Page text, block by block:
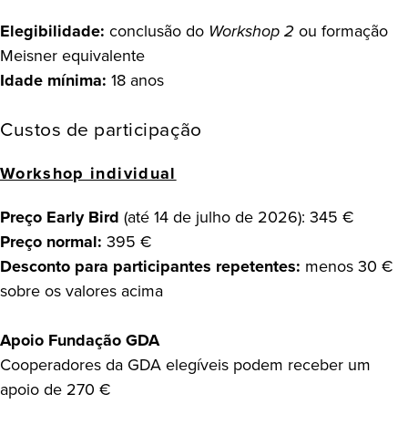
Elegibilidade: conclusão do Workshop 2ou formação
Meisner equivalente
Idade mínima: 18 anos
Custos de participação
Workshop individual
Preço Early Bird (até 14 de julho de 2026): 345 €
Preço normal: 395 €
Desconto para participantes repetentes: menos 30 €
sobre os valores acima
Apoio Fundação GDA
Cooperadores da GDA elegíveis podem receber um
apoio de 270 €